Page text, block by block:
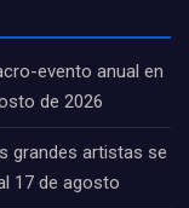
evento anual en
de 2026
grandes artistas se
17 de agosto